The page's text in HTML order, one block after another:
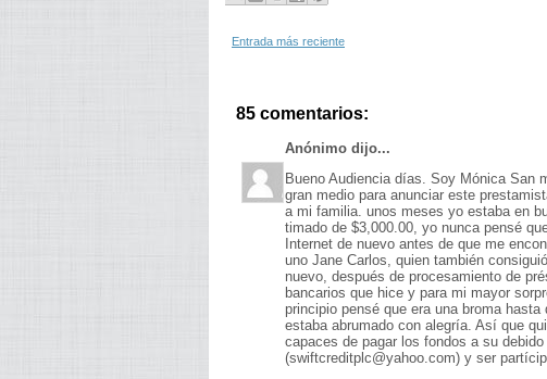
Entrada más reciente
85 comentarios:
Anónimo dijo...
Bueno Audiencia días. Soy Mónica San
gran medio para anunciar este
a mi familia. unos meses yo estaba en
timado de $3,000.00, yo nunca pensé
Internet de nuevo antes de que me
uno Jane Carlos, quien también
nuevo, después de procesamiento de
bancarios que hice y para mi mayor
principio pensé que era una broma
estaba abrumado con alegría. Así que
capaces de pagar los fondos a su
(swiftcreditplc@yahoo.com) y ser